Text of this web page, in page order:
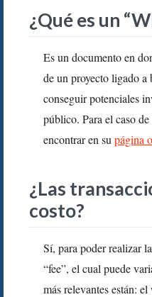
¿Qué es un
Es un documento en
de un proyecto ligado
conseguir potenciales
público. Para el caso
encontrar en supágina
¿Las
costo?
Sí, para poder realizar
“fee”, el cual puede
más relevantes están: